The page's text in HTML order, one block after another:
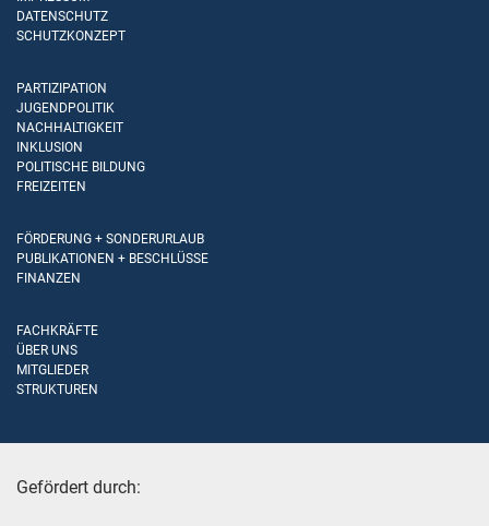
DATENSCHUTZ
SCHUTZKONZEPT
PARTIZIPATION
JUGENDPOLITIK
NACHHALTIGKEIT
INKLUSION
POLITISCHE BILDUNG
FREIZEITEN
FÖRDERUNG + SONDERURLAUB
PUBLIKATIONEN + BESCHLÜSSE
FINANZEN
FACHKRÄFTE
ÜBER UNS
MITGLIEDER
STRUKTUREN
Gefördert durch: